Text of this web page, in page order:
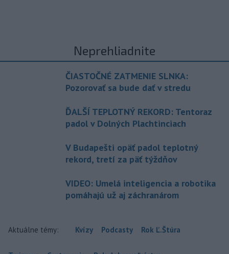
Neprehliadnite
ČIASTOČNÉ ZATMENIE SLNKA:
Pozorovať sa bude dať v stredu
ĎALŠÍ TEPLOTNÝ REKORD: Tentoraz
padol v Dolných Plachtinciach
V Budapešti opäť padol teplotný
rekord, tretí za päť týždňov
VIDEO: Umelá inteligencia a robotika
pomáhajú už aj záchranárom
Aktuálne témy: Kvízy Podcasty Rok Ľ.Štúra